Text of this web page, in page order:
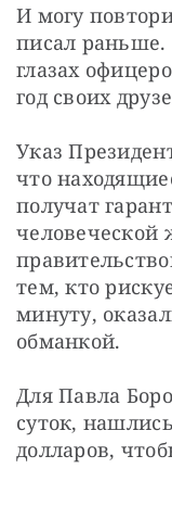
И могу
писал раньше.
глазах
год своих
Указ
что
получат
человеческой
тем, кто
минуту,
обманкой.
Для Павла
суток,
долларов,